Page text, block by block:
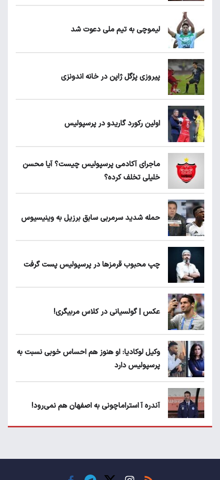
لیموچی به تیم ملی دعوت شد
پیروزی پرُگل ژاپن در خانه اندونزی
اولین رکورد گاریدو در پرسپولیس
ماجرای آکادمی پرسپولیس چیست؟ آیا محسن
خلیلی تخلف کرده؟
حمله شدید سرمربی سابق برزیل به وینیسیوس
چپ محبوب قرمزها در پرسپولیس پست گرفت
عکس | گولسیانی در کلاس مربیگری!
وکیل لوکادیا: او هنوز هم احساس خوبی نسبت به
پرسپولیس دارد
آندره آ استراماچونی به اصفهان هم نمی‌رود!
حسن روی هوا!